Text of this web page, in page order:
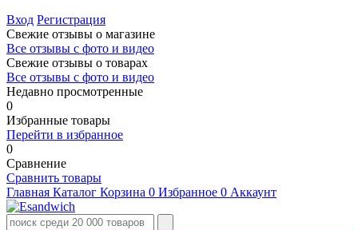
Вход Регистрация
Свежие отзывы о магазине
Все отзывы с фото и видео
Свежие отзывы о товарах
Все отзывы c фото и видео
Недавно просмотренные
0
Избранные товары
Перейти в избранное
0
Сравнение
Сравнить товары
Главная Каталог Корзина 0 Избранное 0 Аккаунт